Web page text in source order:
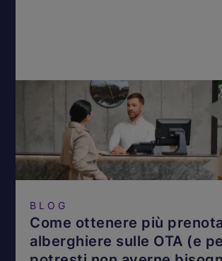
BLOG
Come ottenere più
alberghiere sulle OTA (e